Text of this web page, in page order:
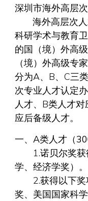
深圳市海外高层
海外高层次人
科研学术与教育
的国（境）外高
（境）外高级专
分为A、B、C三
次专业人才认定
人才、B类人才
应后备级人才。
一、A类人才（
1.诺贝尔奖获
学、经济学奖）。
2.获得以下奖
奖、美国国家科